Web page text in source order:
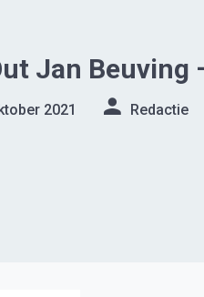
Jan Beuving
2021 Redactie